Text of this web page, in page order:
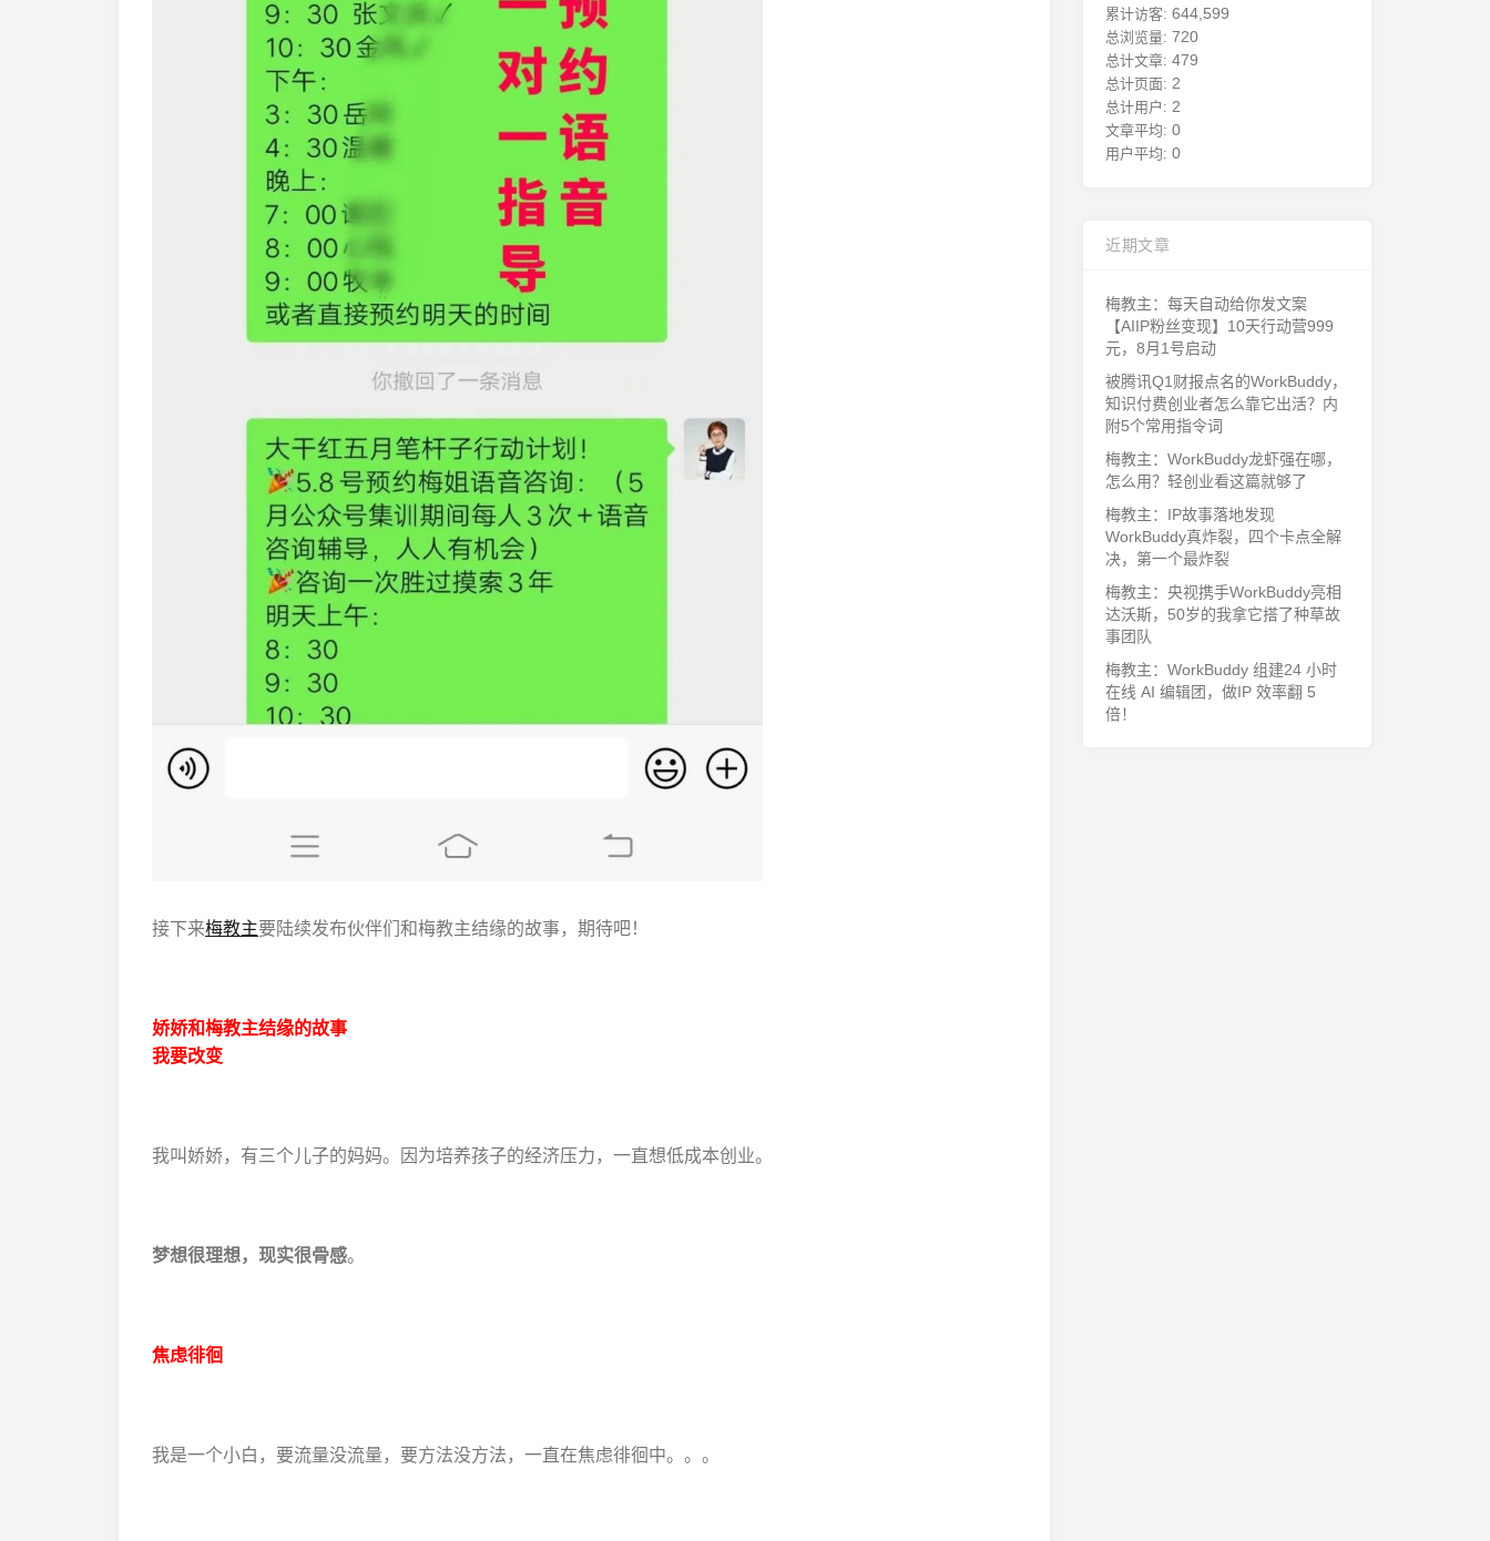
接下来梅教主要陆续发布伙伴们和梅教主结缘的故事，期待吧！
娇娇和梅教主结缘的故事
我要改变
我叫娇娇，有三个儿子的妈妈。因为培养孩子的经济压力，一直想低成本创业。
梦想很理想，现实很骨感。
焦虑徘徊
我是一个小白，要流量没流量，要方法没方法，一直在焦虑徘徊中。。。
累计访客: 644,599
总浏览量: 720
总计文章: 479
总计页面: 2
总计用户: 2
文章平均: 0
用户平均: 0
近期文章
梅教主：每天自动给你发文案
【AIIP粉丝变现】10天行动营999
元，8月1号启动
被腾讯Q1财报点名的WorkBuddy，
知识付费创业者怎么靠它出活？内
附5个常用指令词
梅教主：WorkBuddy龙虾强在哪，
怎么用？轻创业看这篇就够了
梅教主：IP故事落地发现
WorkBuddy真炸裂，四个卡点全解
决，第一个最炸裂
梅教主：央视携手WorkBuddy亮相
达沃斯，50岁的我拿它搭了种草故
事团队
梅教主：WorkBuddy 组建24 小时
在线 AI 编辑团，做IP 效率翻 5
倍！